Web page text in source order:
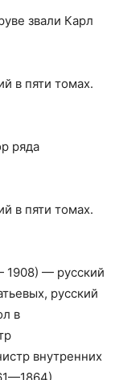
звали Карл
в пяти томах.
ряда
в пяти томах.
1908) — русский
русский
в
внутренних